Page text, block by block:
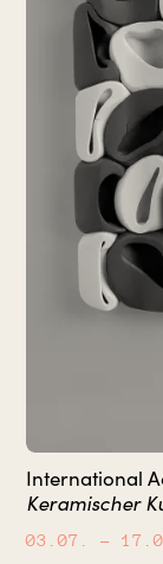
International
Keramischer
03.07. –